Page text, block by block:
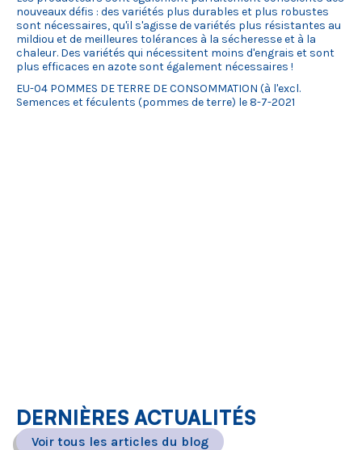
nouveaux défis : des variétés plus durables et plus robustes
sont nécessaires, qu'il s'agisse de variétés plus résistantes au
mildiou et de meilleures tolérances à la sécheresse et à la
chaleur. Des variétés qui nécessitent moins d'engrais et sont
plus efficaces en azote sont également nécessaires !
EU-04 POMMES DE TERRE DE CONSOMMATION (à l'excl.
Semences et féculents (pommes de terre) le 8-7-2021
DERNIÈRES ACTUALITÉS
Voir tous les articles du blog